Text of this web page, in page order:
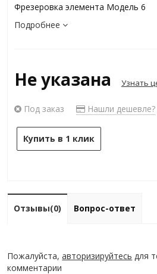
Фрезеровка элемента Модель 6
Подробнее
Не указана Узнать
Под заказ Нашли дешевле?
Купить в 1 клик
Отзывы(0) Вопрос-ответ
Пожалуйста,авторизируйтесь для
комментарии